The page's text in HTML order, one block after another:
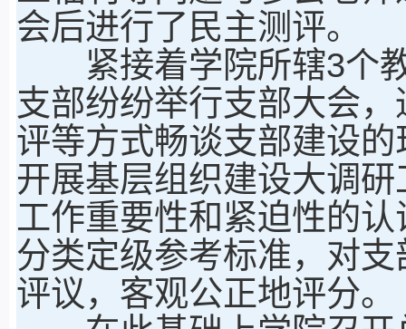
会后进行了民主测评。
紧接着学院所辖3个教
支部纷纷举行支部大会
评等方式畅谈支部建设
开展基层组织建设大调
工作重要性和紧迫性的
分类定级参考标准，对
评议，客观公正地评分。